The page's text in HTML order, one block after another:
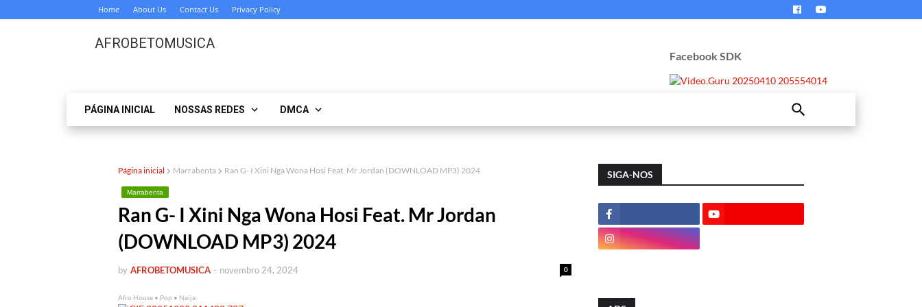
Home About Us Contact Us Privacy Policy
AFROBETOMUSICA
Facebook SDK
PÁGINA INICIAL NOSSAS REDES DMCA
Página inicial Marrabenta Ran G- I Xini Nga Wona Hosi Feat. Mr Jordan (DOWNLOAD MP3) 2024
Marrabenta
Ran G- I Xini Nga Wona Hosi Feat. Mr Jordan
(DOWNLOAD MP3) 2024
by AFROBETOMUSICA 0
- novembro 24, 2024
Afro House • Pop • Naija
SIGA-NOS